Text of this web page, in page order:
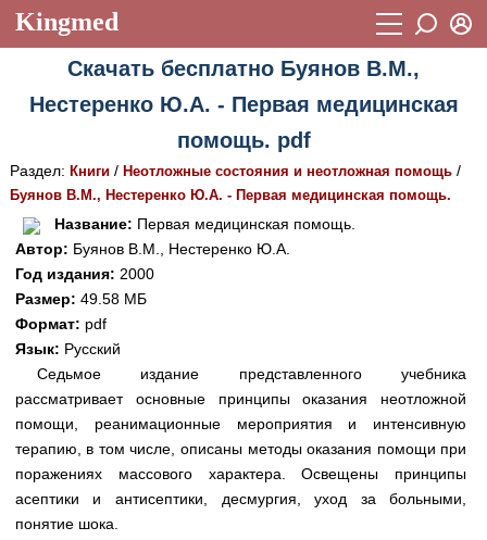
Kingmed
Учебный материал
Видеогалерея 899
Истории болезней 1268
Лекции и презентации 2474
Аккредитационные тесты
Методические рекомендации
Научно-популярное
Статьи
Новости (244)
Медицинская стандартизация
Восстановить пароль
Регистрация
Скачать бесплатно Буянов В.М.,
Нестеренко Ю.А. - Первая медицинская
помощь. pdf
Раздел: Книги/ Неотложные состояния и неотложная помощь/
Буянов В.М., Нестеренко Ю.А. - Первая медицинская помощь.
Название: Первая медицинская помощь.
Автор: Буянов В.М., Нестеренко Ю.А.
Год издания: 2000
Размер: 49.58 МБ
Формат: pdf
Язык: Русский
Седьмое издание представленного учебника
рассматривает основные принципы оказания неотложной
помощи, реанимационные мероприятия и интенсивную
терапию, в том числе, описаны методы оказания помощи при
поражениях массового характера. Освещены принципы
асептики и антисептики, десмургия, уход за больными,
понятие шока.